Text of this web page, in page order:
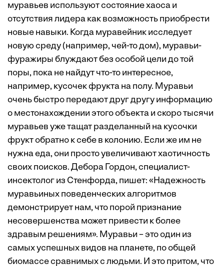
муравьев используют состояние хаоса и
отсутствия лидера как возможность приобрести
новые навыки. Когда муравейник исследует
новую среду (например, чей-то дом), муравьи-
фуражиры блуждают без особой цели до той
поры, пока не найдут что-то интересное,
например, кусочек фрукта на полу. Муравьи
очень быстро передают друг другу информацию
о местонахождении этого объекта и скоро тысячи
муравьев уже тащат разделанный на кусочки
фрукт обратно к себе в колонию. Если же им не
нужна еда, они просто увеличивают хаотичность
своих поисков. Дебора Гордон, специалист-
инсектолог из Стенфорда, пишет: «Надежность
муравьиных поведенческих алгоритмов
демонстрирует нам, что порой признание
несовершенства может привести к более
здравым решениям». Муравьи – это один из
самых успешных видов на планете, по общей
биомассе сравнимых с людьми. И это притом, что